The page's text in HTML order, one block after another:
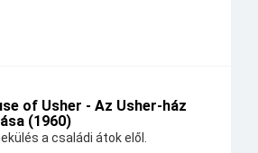
of Usher - Az Usher-ház
(1960)
a családi átok elől.